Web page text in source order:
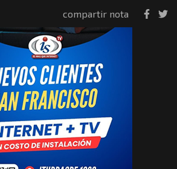
compartir nota